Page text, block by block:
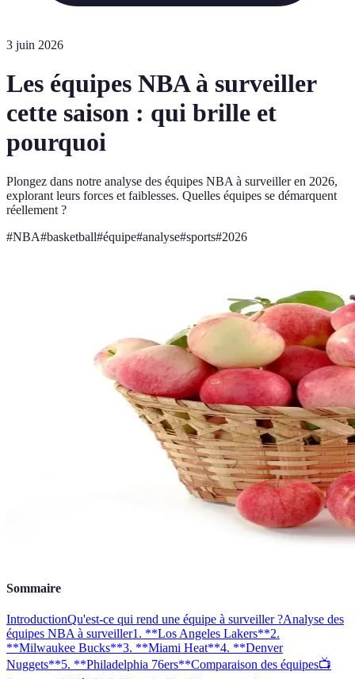
3 juin 2026
Les équipes NBA à surveiller
cette saison : qui brille et
pourquoi
Plongez dans notre analyse des équipes NBA à surveiller en 2026,
explorant leurs forces et faiblesses. Quelles équipes se démarquent
réellement ?
#NBA#basketball#équipe#analyse#sports#2026
Sommaire
IntroductionQu'est-ce qui rend une équipe à surveiller ?Analyse des
équipes NBA à surveiller1. **Los Angeles Lakers**2.
**Milwaukee Bucks**3. **Miami Heat**4. **Denver
Nuggets**5. **Philadelphia 76ers**Comparaison des équipes📺